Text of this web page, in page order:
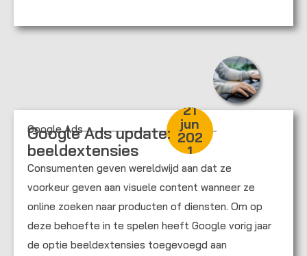
Google Ads
21
jun
202
1
Google Ads update:
beeldextensies
Consumenten geven wereldwijd aan dat ze
voorkeur geven aan visuele content wanneer ze
online zoeken naar producten of diensten. Om op
deze behoefte in te spelen heeft Google vorig jaar
de optie beeldextensies toegevoegd aan